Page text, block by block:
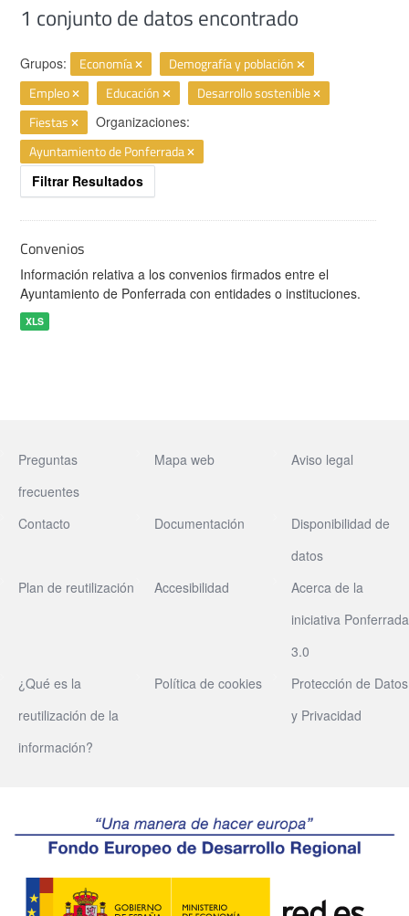
1 conjunto de datos encontrado
Grupos: Economía
Demografía y población
Empleo
Educación
Desarrollo sostenible
Fiestas
Organizaciones:
Ayuntamiento de Ponferrada
Filtrar Resultados
Convenios
Información relativa a los convenios firmados entre el
Ayuntamiento de Ponferrada con entidades o instituciones.
XLS
Preguntas
frecuentes
Mapa web Aviso legal
Contacto Documentación
Disponibilidad de
datos
Plan de reutilización
Accesibilidad
Acerca de la
iniciativa Ponferrada
3.0
¿Qué es la
reutilización de la
información?
Política de cookies
Protección de Datos
y Privacidad